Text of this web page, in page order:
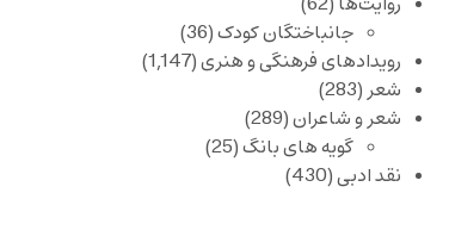
جانباختگان کودک(36)
رویدادهای فرهنگی و هنری(1,147)
شعر(283)
شعر و شاعران(289)
گویه های بانگ(25)
نقد ادبی(430)